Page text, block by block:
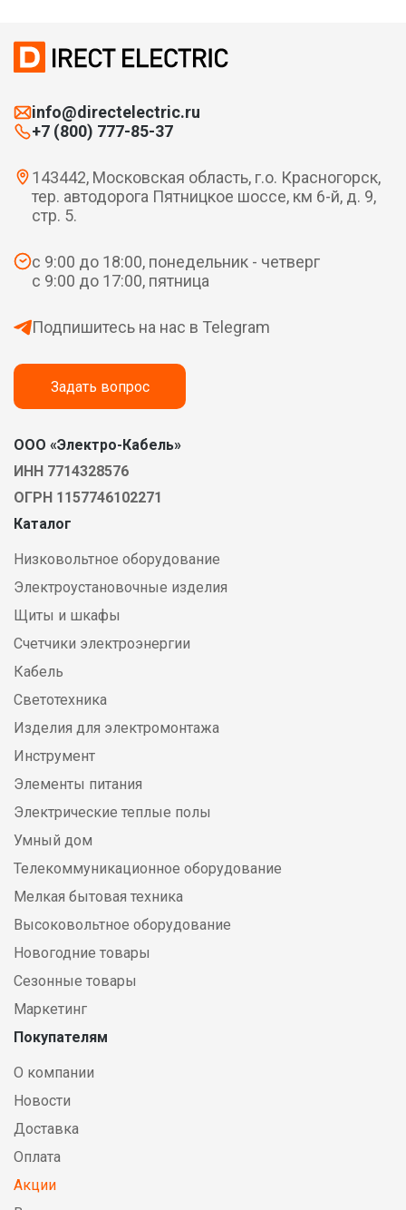
info@directelectric.ru
+7 (800) 777-85-37
143442, Московская область, г.о. Красногорск,
тер. автодорога Пятницкое шоссе, км 6-й, д. 9,
стр. 5.
с 9:00 до 18:00, понедельник - четверг
с 9:00 до 17:00, пятница
Подпишитесь на нас в Telegram
Задать вопрос
ООО «Электро-Кабель»
ИНН 7714328576
ОГРН 1157746102271
Каталог
Низковольтное оборудование
Электроустановочные изделия
Щиты и шкафы
Счетчики электроэнергии
Кабель
Светотехника
Изделия для электромонтажа
Инструмент
Элементы питания
Электрические теплые полы
Умный дом
Телекоммуникационное оборудование
Мелкая бытовая техника
Высоковольтное оборудование
Новогодние товары
Сезонные товары
Маркетинг
Покупателям
О компании
Новости
Доставка
Оплата
Акции